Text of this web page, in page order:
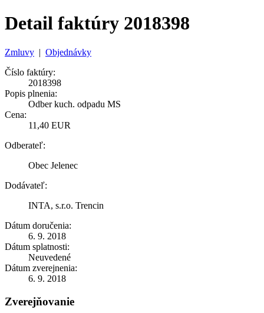
Detail faktúry 2018398
Zmluvy | Objednávky
Číslo faktúry:
2018398
Popis plnenia:
Odber kuch. odpadu MS
Cena:
11,40 EUR
Odberateľ:
Obec Jelenec
Dodávateľ:
INTA, s.r.o. Trencin
Dátum doručenia:
6. 9. 2018
Dátum splatnosti:
Neuvedené
Dátum zverejnenia:
6. 9. 2018
Zverejňovanie